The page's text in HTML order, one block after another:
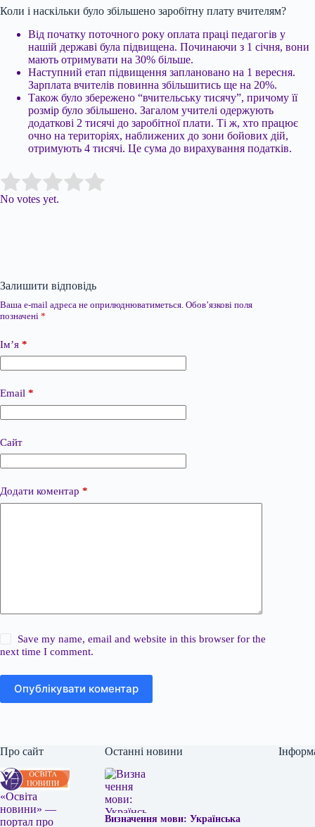
Коли і наскільки було збільшено заробітну плату вчителям?
Від початку поточного року оплата праці педагогів у
нашій державі була підвищена. Починаючи з 1 січня, вони
мають отримувати на 30% більше.
Наступний етап підвищення заплановано на 1 вересня.
Зарплата вчителів повинна збільшитись ще на 20%.
Також було збережено “вчительську тисячу”, причому її
розмір було збільшено. Загалом учителі одержують
додаткові 2 тисячі до заробітної плати. Ті ж, хто працює
очно на територіях, наближених до зони бойових дій,
отримують 4 тисячі. Це сума до вирахування податків.
Rate this item:
No votes yet.
Залишити відповідь
Ваша e-mail адреса не оприлюднюватиметься. Обов’язкові поля
позначені *
Ім’я *
Email *
Сайт
Додати коментар *
Save my name, email and website in this browser for the
next time I comment.
Опублікувати коментар
Про сайт
«Освіта
новини» —
портал про
Останні новини
Визначення мови: Українська